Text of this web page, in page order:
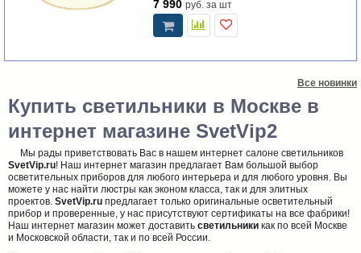
7 990 руб. за шт
Все новинки
Купить светильники в Москве в
интернет магазине SvetVip2
Мы рады приветствовать Вас в нашем интернет салоне светильников
SvetVip.ru! Наш интернет магазин предлагает Вам большой выбор
осветительных приборов для любого интерьера и для любого уровня. Вы
можете у нас найти люстры как эконом класса, так и для элитных
проектов. SvetVip.ru предлагает только оригинальные осветительный
прибор и проверенные, у нас присутствуют сертификаты на все фабрики!
Наш интернет магазин может доставить светильники как по всей Москве
и Московской области, так и по всей России.